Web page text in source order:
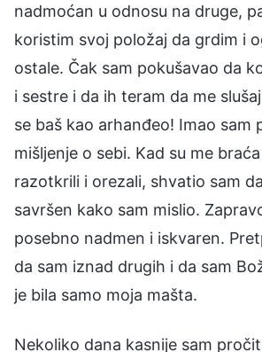
nadmoćan u odnosu na druge,
koristim svoj položaj da grdim i
ostale. Čak sam pokušavao da
i sestre i da ih teram da me
se baš kao arhanđeo! Imao sam
mišljenje o sebi. Kad su me
razotkrili i orezali, shvatio sam
savršen kako sam mislio.
posebno nadmen i iskvaren.
da sam iznad drugih i da sam
je bila samo moja mašta.
Nekoliko dana kasnije sam